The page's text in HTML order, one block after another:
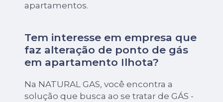
apartamentos.
Tem interesse em empresa que
faz alteração de ponto de gás
em apartamento Ilhota?
Na NATURAL GAS, você encontra a
solução que busca ao se tratar de GÁS -